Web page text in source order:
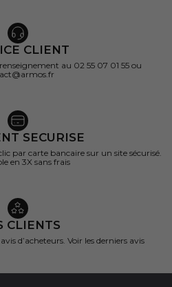
CLIENT
au 02 55 07 01 55 ou
SECURISE
par carte bancaire sur un site sécurisé.
en 3X sans frais
CLIENTS
d’acheteurs. Voir les derniers avis